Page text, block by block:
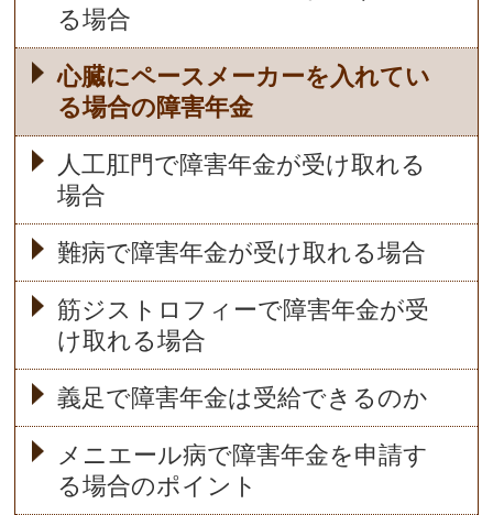
る場合
心臓にペースメーカーを入れてい
る場合の障害年金
人工肛門で障害年金が受け取れる
場合
難病で障害年金が受け取れる場合
筋ジストロフィーで障害年金が受
け取れる場合
義足で障害年金は受給できるのか
メニエール病で障害年金を申請す
る場合のポイント